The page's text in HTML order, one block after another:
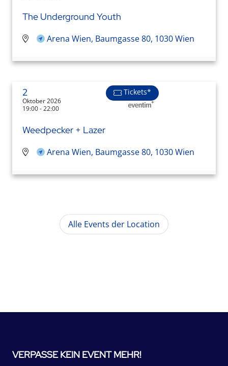
The Underground Youth
Arena Wien, Baumgasse 80, 1030 Wien
2
Oktober 2026
19:00 - 22:00
Tickets*
Weedpecker + Lazer
Arena Wien, Baumgasse 80, 1030 Wien
Alle Events der Location
VERPASSE KEIN EVENT MEHR!